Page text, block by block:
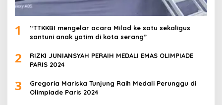
1
“TTKKBI mengelar acara Milad ke satu sekaligus
santuni anak yatim di kota serang”
2
RIZKI JUNIANSYAH PERAIH MEDALI EMAS OLIMPIADE
PARIS 2024
3
Gregoria Mariska Tunjung Raih Medali Perunggu di
Olimpiade Paris 2024